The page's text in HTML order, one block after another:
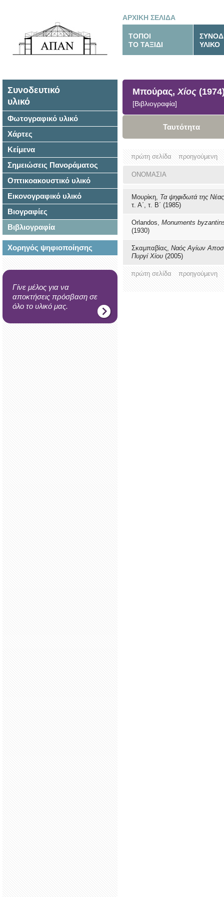
ΑΡΧΙΚΗ ΣΕΛΙΔΑ
ΤΟΠΟΙ
ΤΟ ΤΑΞΙΔΙ
ΥΛΙΚΟ
Συνοδευτικό
υλικό
Φωτογραφικό υλικό
Χάρτες
Κείμενα
Σημειώσεις Πανοράματος
Οπτικοακουστικό υλικό
Εικονογραφικό υλικό
Βιογραφίες
Βιβλιογραφία
Χορηγός ψηφιοποίησης
Γίνε μέλος για να
αποκτήσεις πρόσβαση σε
όλο το υλικό μας.
Μπούρας,Χίος
[Βιβλιογραφία]
Ταυτότητα
πρώτη σελίδα προηγούμενη
ΟΝΟΜΑΣΙΑ
Μουρίκη, Τα ψηφιδωτά της
τ. Α΄, τ. Β΄ (1985)
Orlandos, Monuments
(1930)
Σκαμπαβίας, Ναός Αγίων
Πυργί Χίου (2005)
πρώτη σελίδα προηγούμενη